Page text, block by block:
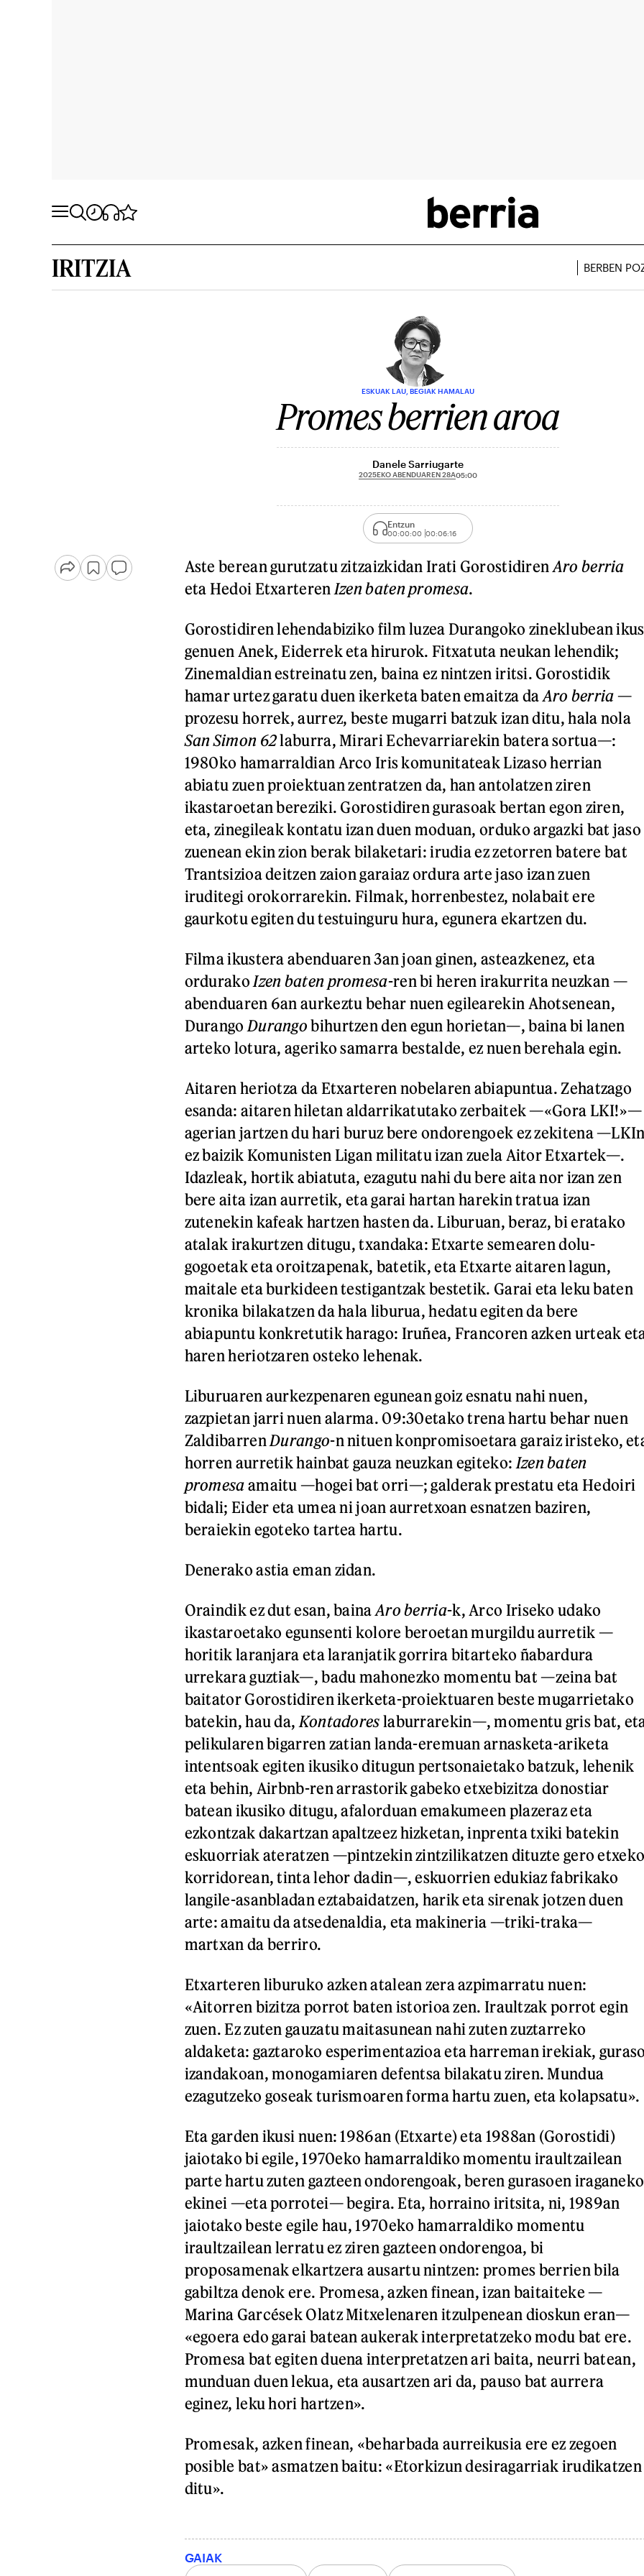
IRITZIA BERBEN
ESKUAK LAU, BEGIAK HAMALAU
Promes berrien aroa
Danele Sarriugarte
2025EKO ABENDUAREN 28A05:00
Entzun
00:00:00 00:06:16
Aste berean gurutzatu zitzaizkidan Irati Gorostidiren Aro berria
eta Hedoi Etxarteren Izen baten promesa.
Gorostidiren lehendabiziko film luzea Durangoko zineklubean
genuen Anek, Eiderrek eta hirurok. Fitxatuta neukan lehendik;
Zinemaldian estreinatu zen, baina ez nintzen iritsi. Gorostidik
hamar urtez garatu duen ikerketa baten emaitza da Aro berria —
prozesu horrek, aurrez, beste mugarri batzuk izan ditu, hala nola
San Simon 62laburra, Mirari Echevarriarekin batera sortua—:
1980ko hamarraldian Arco Iris komunitateak Lizaso herrian
abiatu zuen proiektuan zentratzen da, han antolatzen ziren
ikastaroetan bereziki. Gorostidiren gurasoak bertan egon ziren,
eta, zinegileak kontatu izan duen moduan, orduko argazki bat jaso
zuenean ekin zion berak bilaketari: irudia ez zetorren batere bat
Trantsizioa deitzen zaion garaiaz ordura arte jaso izan zuen
iruditegi orokorrarekin. Filmak, horrenbestez, nolabait ere
gaurkotu egiten du testuinguru hura, egunera ekartzen du.
Filma ikustera abenduaren 3an joan ginen, asteazkenez, eta
ordurako Izen baten promesa-ren bi heren irakurrita neuzkan —
abenduaren 6an aurkeztu behar nuen egilearekin Ahotsenean,
Durango Durango bihurtzen den egun horietan—, baina bi lanen
arteko lotura, ageriko samarra bestalde, ez nuen berehala egin.
Aitaren heriotza da Etxarteren nobelaren abiapuntua. Zehatzago
esanda: aitaren hiletan aldarrikatutako zerbaitek —«Gora LKI!»—
agerian jartzen du hari buruz bere ondorengoek ez zekitena
ez baizik Komunisten Ligan militatu izan zuela Aitor Etxartek—.
Idazleak, hortik abiatuta, ezagutu nahi du bere aita nor izan zen
bere aita izan aurretik, eta garai hartan harekin tratua izan
zutenekin kafeak hartzen hasten da. Liburuan, beraz, bi eratako
atalak irakurtzen ditugu, txandaka: Etxarte semearen dolu-
gogoetak eta oroitzapenak, batetik, eta Etxarte aitaren lagun,
maitale eta burkideen testigantzak bestetik. Garai eta leku baten
kronika bilakatzen da hala liburua, hedatu egiten da bere
abiapuntu konkretutik harago: Iruñea, Francoren azken urteak
haren heriotzaren osteko lehenak.
Liburuaren aurkezpenaren egunean goiz esnatu nahi nuen,
zazpietan jarri nuen alarma. 09:30etako trena hartu behar nuen
Zaldibarren Durango-n nituen konpromisoetara garaiz iristeko,
horren aurretik hainbat gauza neuzkan egiteko: Izen baten
promesa amaitu —hogei bat orri—; galderak prestatu eta Hedoiri
bidali; Eider eta umea ni joan aurretxoan esnatzen baziren,
beraiekin egoteko tartea hartu.
Denerako astia eman zidan.
Oraindik ez dut esan, baina Aro berria-k, Arco Iriseko udako
ikastaroetako egunsenti kolore beroetan murgildu aurretik —
horitik laranjara eta laranjatik gorrira bitarteko ñabardura
urrekara guztiak—, badu mahonezko momentu bat —zeina bat
baitator Gorostidiren ikerketa-proiektuaren beste mugarrietako
batekin, hau da, Kontadores laburrarekin—, momentu gris bat,
pelikularen bigarren zatian landa-eremuan arnasketa-ariketa
intentsoak egiten ikusiko ditugun pertsonaietako batzuk, lehenik
eta behin, Airbnb-ren arrastorik gabeko etxebizitza donostiar
batean ikusiko ditugu, afalorduan emakumeen plazeraz eta
ezkontzak dakartzan apaltzeez hizketan, inprenta txiki batekin
eskuorriak ateratzen —pintzekin zintzilikatzen dituzte gero
korridorean, tinta lehor dadin—, eskuorrien edukiaz fabrikako
langile-asanbladan eztabaidatzen, harik eta sirenak jotzen duen
arte: amaitu da atsedenaldia, eta makineria —triki-traka—
martxan da berriro.
Etxarteren liburuko azken atalean zera azpimarratu nuen:
«Aitorren bizitza porrot baten istorioa zen. Iraultzak porrot egin
zuen. Ez zuten gauzatu maitasunean nahi zuten zuztarreko
aldaketa: gaztaroko esperimentazioa eta harreman irekiak,
izandakoan, monogamiaren defentsa bilakatu ziren. Mundua
ezagutzeko goseak turismoaren forma hartu zuen, eta
Eta garden ikusi nuen: 1986an (Etxarte) eta 1988an (Gorostidi)
jaiotako bi egile, 1970eko hamarraldiko momentu iraultzailean
parte hartu zuten gazteen ondorengoak, beren gurasoen iraganeko
ekinei —eta porrotei— begira. Eta, horraino iritsita, ni, 1989an
jaiotako beste egile hau, 1970eko hamarraldiko momentu
iraultzailean lerratu ez ziren gazteen ondorengoa, bi
proposamenak elkartzera ausartu nintzen: promes berrien bila
gabiltza denok ere. Promesa, azken finean, izan baitaiteke —
Marina Garcések Olatz Mitxelenaren itzulpenean dioskun eran—
«egoera edo garai batean aukerak interpretatzeko modu bat ere.
Promesa bat egiten duena interpretatzen ari baita, neurri batean,
munduan duen lekua, eta ausartzen ari da, pauso bat aurrera
eginez, leku hori hartzen».
Promesak, azken finean, «beharbada aurreikusia ere ez zegoen
posible bat» asmatzen baitu: «Etorkizun desiragarriak irudikatzen
ditu».
GAIAK